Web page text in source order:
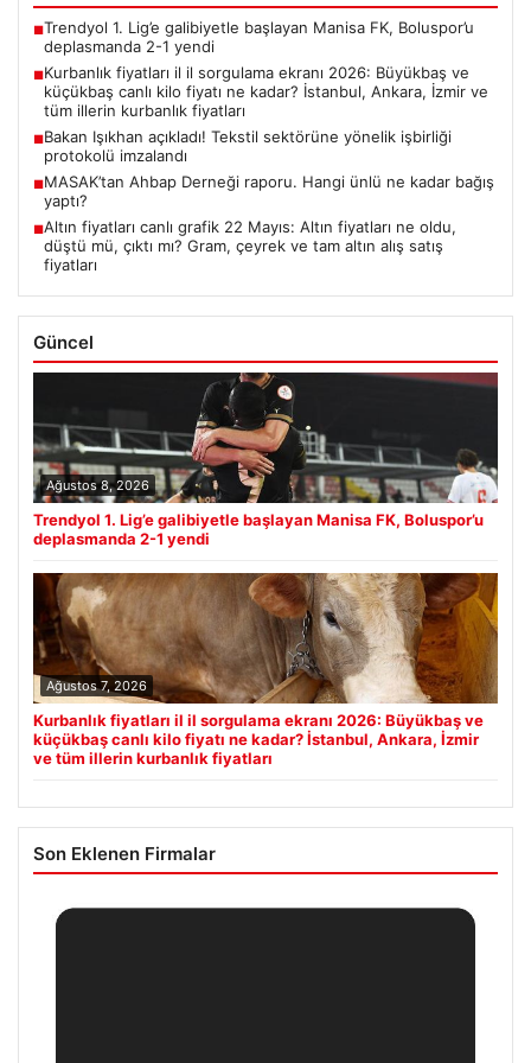
■Trendyol 1. Lig’e galibiyetle başlayan Manisa FK, Boluspor’u
deplasmanda 2-1 yendi
■Kurbanlık fiyatları il il sorgulama ekranı 2026: Büyükbaş ve
küçükbaş canlı kilo fiyatı ne kadar? İstanbul, Ankara, İzmir ve
tüm illerin kurbanlık fiyatları
■Bakan Işıkhan açıkladı! Tekstil sektörüne yönelik işbirliği
protokolü imzalandı
■MASAK’tan Ahbap Derneği raporu. Hangi ünlü ne kadar bağış
yaptı?
■Altın fiyatları canlı grafik 22 Mayıs: Altın fiyatları ne oldu,
düştü mü, çıktı mı? Gram, çeyrek ve tam altın alış satış
fiyatları
Güncel
Ağustos 8, 2026
Trendyol 1. Lig’e galibiyetle başlayan Manisa FK, Boluspor’u
deplasmanda 2-1 yendi
Ağustos 7, 2026
Kurbanlık fiyatları il il sorgulama ekranı 2026: Büyükbaş ve
küçükbaş canlı kilo fiyatı ne kadar? İstanbul, Ankara, İzmir
ve tüm illerin kurbanlık fiyatları
Son Eklenen Firmalar